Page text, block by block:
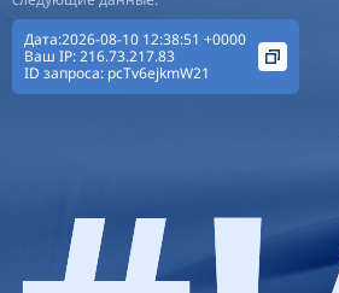
Дата:2026-08-10 12:38:51 +0000
Ваш IP:216.73.217.83
ID запроса: pcTv6ejkmW21